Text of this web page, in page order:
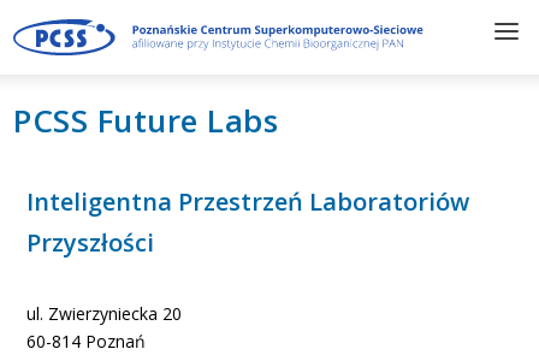
PCSS Future Labs
Inteligentna Przestrzeń Laboratoriów
Przyszłości
ul. Zwierzyniecka 20
60-814 Poznań